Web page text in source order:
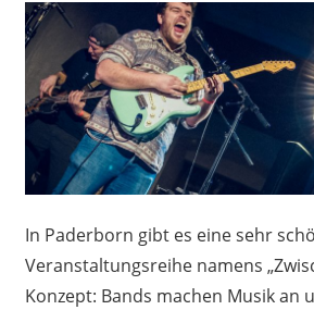
In Paderborn gibt es eine sehr
Veranstaltungsreihe namens
Konzept: Bands machen Musik an